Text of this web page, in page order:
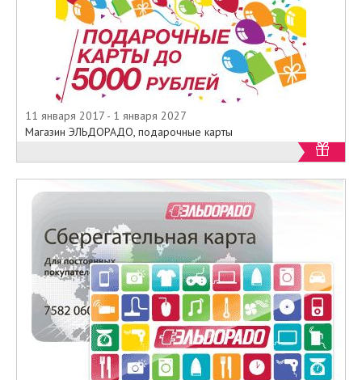
11 января 2017 - 1 января 2027
Магазин ЭЛЬДОРАДО, подарочные карты